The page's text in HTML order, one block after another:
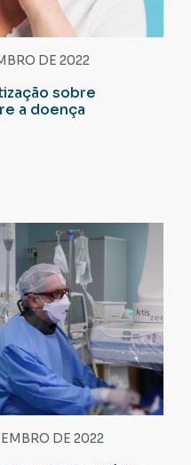
DE 2022
sobre
a doença
DE 2022